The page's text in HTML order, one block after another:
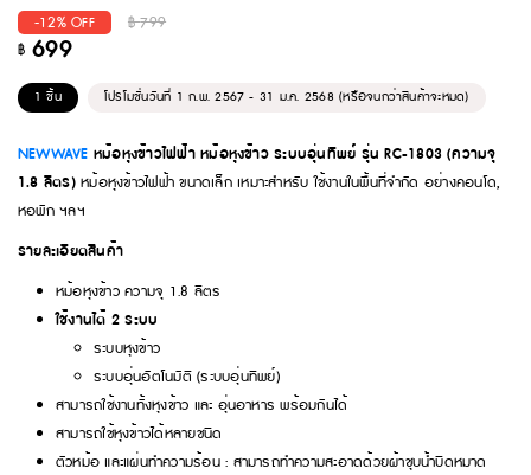
-12% OFF ฿799
฿ 699
1 ชิ้น โปรโมชั่นวันที่ 1 ก.พ. 2567 - 31 ม.ค. 2568 (หรือจนกว่าสินค้าจะหมด)
NEWWAVE หม้อหุงข้าวไฟฟ้า หม้อหุงข้าว ระบบอุ่นทิพย์ รุ่น RC-1803 (ความจุ
1.8 ลิตร)หม้อหุงข้าวไฟฟ้า ขนาดเล็ก เหมาะสำหรับ ใช้งานในพื้นที่จำกัด อย่างคอนโด,
หอพัก ฯลฯ
รายละเอียดสินค้า
หม้อหุงข้าว ความจุ 1.8 ลิตร
ใช้งานได้ 2 ระบบ
ระบบหุงข้าว
ระบบอุ่นอัตโนมัติ (ระบบอุ่นทิพย์)
สามารถใช้งานทั้งหุงข้าว และ อุ่นอาหาร พร้อมกันได้
สามารถใช้หุงข้าวได้หลายชนิด
ตัวหม้อ และแผ่นทำความร้อน : สามารถทำความสะอาดด้วยผ้าชุบน้ำบิดหมาด